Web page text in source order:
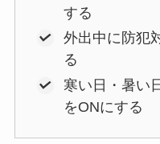
する
外出中に防犯
る
寒い日・暑い
をONにする